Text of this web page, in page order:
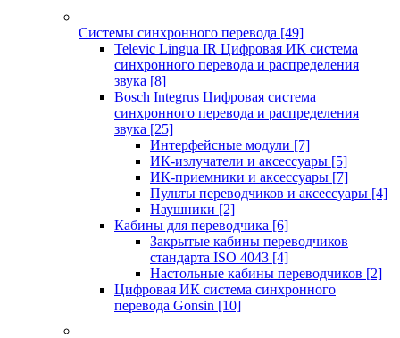
Системы синхронного перевода [49]
Televic Lingua IR Цифровая ИК система
синхронного перевода и распределения
звука [8]
Bosch Integrus Цифровая система
синхронного перевода и распределения
звука [25]
Интерфейсные модули [7]
ИК-излучатели и аксессуары [5]
ИК-приемники и аксессуары [7]
Пульты переводчиков и аксессуары [4]
Наушники [2]
Кабины для переводчика [6]
Закрытые кабины переводчиков
стандарта ISO 4043 [4]
Настольные кабины переводчиков [2]
Цифровая ИК система синхронного
перевода Gonsin [10]